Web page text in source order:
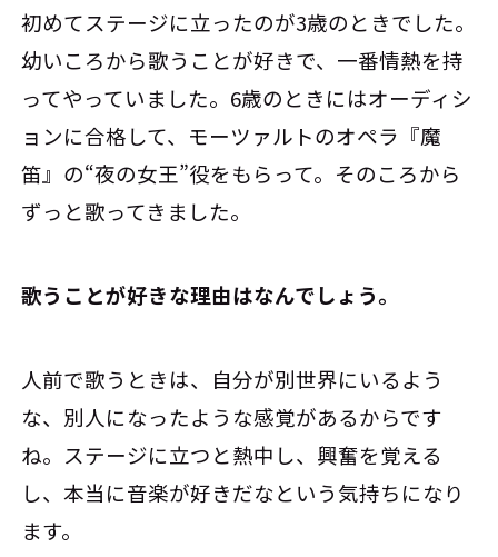
初めてステージに立ったのが3歳のときでした。
幼いころから歌うことが好きで、一番情熱を持
ってやっていました。6歳のときにはオーディシ
ョンに合格して、モーツァルトのオペラ『魔
笛』の“夜の女王”役をもらって。そのころから
ずっと歌ってきました。
――歌うことが好きな理由はなんでしょう。
人前で歌うときは、自分が別世界にいるよう
な、別人になったような感覚があるからです
ね。ステージに立つと熱中し、興奮を覚える
し、本当に音楽が好きだなという気持ちになり
ます。